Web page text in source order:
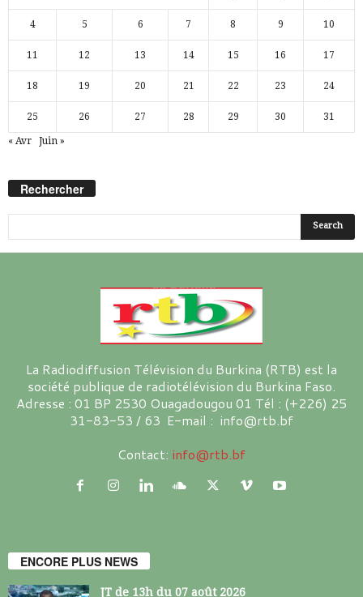
4 5 6 7 8 9 10
11 12 13 14 15 16 17
18 19 20 21 22 23 24
25 26 27 28 29 30 31
« Avr Juin »
Rechercher
La Radiodiffusion Télévision du Burkina (RTB) est la
société publique de radiotélévision du Burkina Faso.
Adresse : 01 BP 2530 Ouagadougou 01 Tél : (+226) 25
31-83-53 / 63 E-mail : info@rtb.bf
Contact: info@rtb.bf
ENCORE PLUS NEWS
JT de 13h du 07 août 2026